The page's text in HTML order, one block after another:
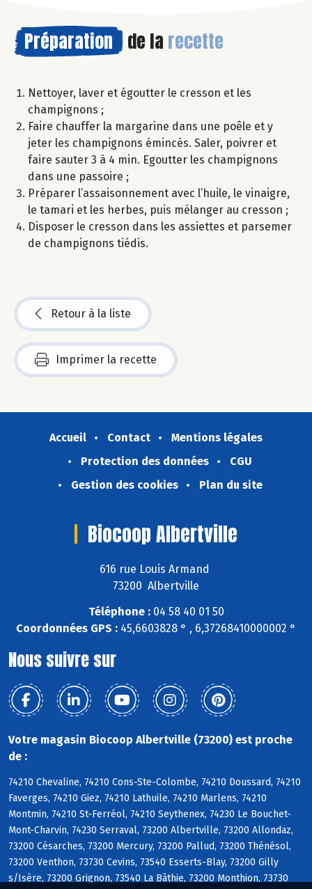
Préparation de la recette
Nettoyer, laver et égoutter le cresson et les
champignons ;
Faire chauffer la margarine dans une poêle et y
jeter les champignons émincés. Saler, poivrer et
faire sauter 3 à 4 min. Egoutter les champignons
dans une passoire ;
Préparer l’assaisonnement avec l’huile, le vinaigre,
le tamari et les herbes, puis mélanger au cresson ;
Disposer le cresson dans les assiettes et parsemer
de champignons tiédis.
Retour à la liste
Imprimer la recette
Accueil Contact
Mentions légales
Protection des données
CGU
Gestion des cookies
Plan du site
Biocoop Albertville
616 rue Louis Armand
73200 Albertville
Téléphone :04 58 40 01 50
Coordonnées GPS : 45,6603828 ° , 6,37268410000002 °
Nous suivre sur
Votre magasin Biocoop Albertville (73200) est proche
de :
74210 Chevaline, 74210 Cons-Ste-Colombe, 74210 Doussard, 74210
Faverges, 74210 Giez, 74210 Lathuile, 74210 Marlens, 74210
Montmin, 74210 St-Ferréol, 74210 Seythenex, 74230 Le Bouchet-
Mont-Charvin, 74230 Serraval, 73200 Albertville, 73200 Allondaz,
73200 Césarches, 73200 Mercury, 73200 Pallud, 73200 Thénésol,
73200 Venthon, 73730 Cevins, 73540 Esserts-Blay, 73200 Gilly
s/Isère, 73200 Grignon, 73540 La Bâthie, 73200 Monthion, 73730